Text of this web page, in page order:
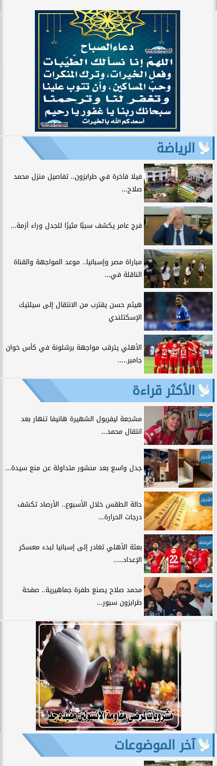
الرياضة
فيلا فاخرة في طرابزون.. تفاصيل منزل محمد
صلاح...
فرج عامر يكشف سببًا مثيرًا للجدل وراء أزمة...
مباراة مصر وإسبانيا.. موعد المواجهة والقناة
الناقلة في...
هيثم حسن يقترب من الانتقال إلى سيلتيك
الإسكتلندي
الأهلي يترقب مواجهة برشلونة في كأس خوان
جامبر.....
الأكثر قراءة
الرياضة
مشجعة ليفربول الشهيرة هانيفا تنهار بعد
انتقال محمد...
الأخبار
جدل واسع بعد منشور متداولة عن منع سيدة...
الأخبار
حالة الطقس خلال الأسبوع.. الأرصاد تكشف
درجات الحرارة...
الرياضة
بعثة الأهلي تغادر إلى إسبانيا لبدء معسكر
الإعداد.....
الرياضة
محمد صلاح يصنع طفرة جماهيرية.. صفحة
طرابزون سبور...
آخر الموضوعات